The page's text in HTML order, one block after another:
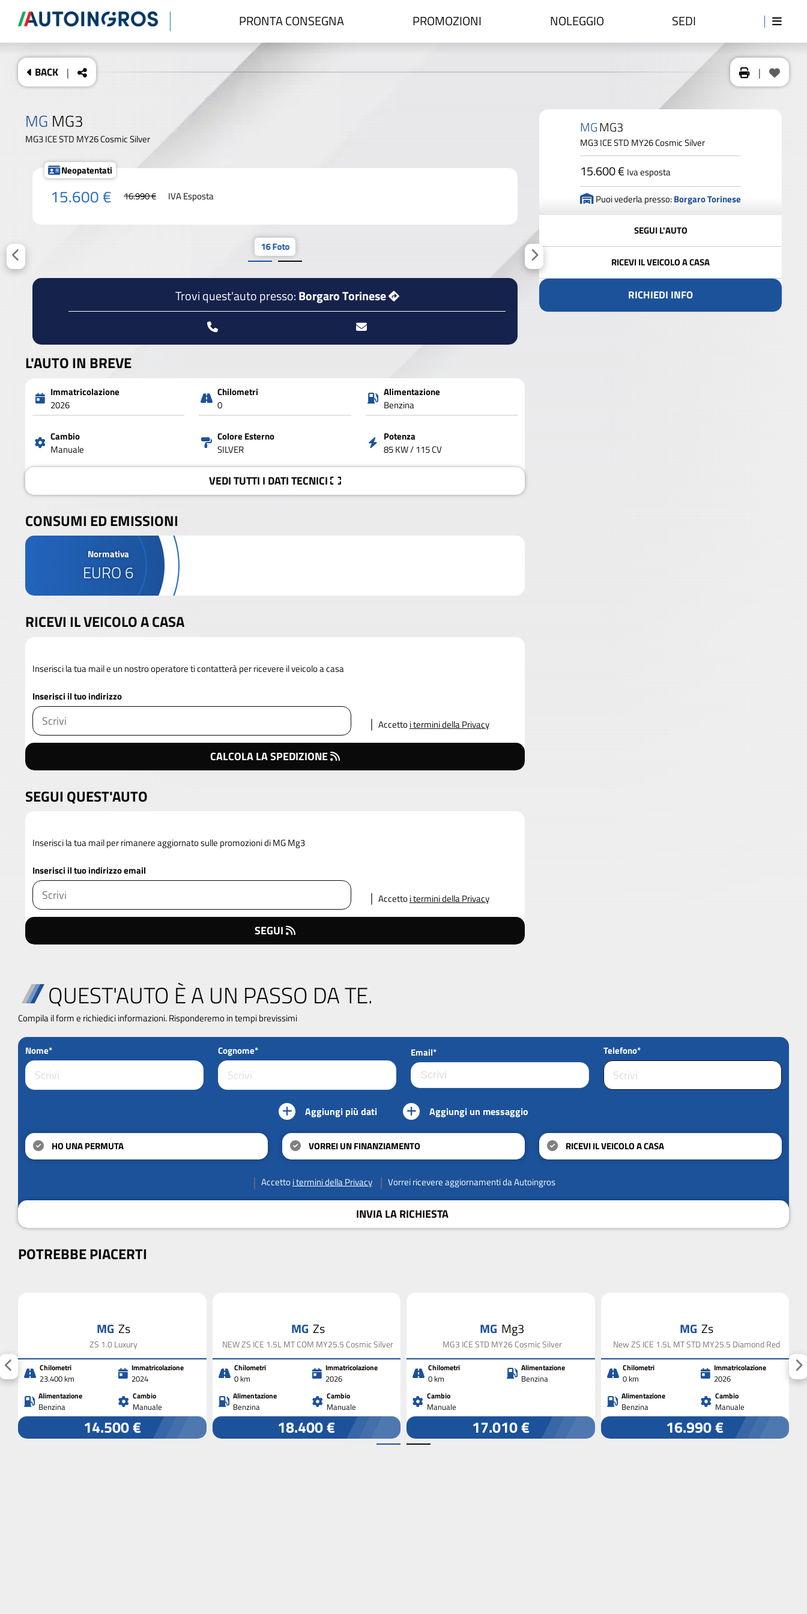
PRONTA CONSEGNA PROMOZIONI NOLEGGIO SEDI
BACK | |
MG MG3
MG3 ICE STD MY26 Cosmic Silver
Neopatentati
15.600 € 16.990 € IVA Esposta
16 Foto
Trovi quest'auto presso:Borgaro Torinese
L'AUTO IN BREVE
Immatricolazione
2026
Chilometri
0
Alimentazione
Benzina
Cambio
Manuale
Colore Esterno
SILVER
Potenza
85 KW / 115 CV
VEDITUTTI I DATITECNICI
CONSUMI ED EMISSIONI
Normativa
EURO 6
RICEVI IL VEICOLO A CASA
Inserisci la tua mail e un nostro operatore ti contatterà per ricevere il veicolo a casa
Inserisci il tuo indirizzo
Accettoi termini della Privacy
CALCOLA LA SPEDIZIONE
SEGUI QUEST'AUTO
Inserisci la tua mail per rimanere aggiornato sulle promozioni di MG Mg3
Inserisci il tuo indirizzo email
Accettoi termini della Privacy
SEGUI
MGMG3
MG3 ICE STD MY26 Cosmic Silver
15.600 € Iva esposta
Puoi vederla presso:Borgaro Torinese
SEGUI L'AUTO
RICEVI IL VEICOLO A CASA
RICHIEDI INFO
QUEST'AUTO È A UN PASSO DA TE.
Compila il form e richiedici informazioni. Risponderemo in tempi brevissimi
Nome* Cognome* Email* Telefono*
Aggiungi più dati Aggiungi un messaggio
HO UNA PERMUTA VORREI UN FINANZIAMENTO RICEVI IL VEICOLO A CASA
Accettoi termini della Privacy Vorrei ricevere aggiornamenti da Autoingros
INVIA LA RICHIESTA
POTREBBE PIACERTI
MG Zs
ZS 1.0 Luxury
Chilometri
23.400 km
Immatricolazione
2024
Alimentazione
Benzina
Cambio
Manuale
14.500 €
MG Zs
NEW ZS ICE 1.5L MT COM MY25.5 Cosmic Silver
Chilometri
0 km
Immatricolazione
2026
Alimentazione
Benzina
Cambio
Manuale
18.400 €
MG Mg3
MG3 ICE STD MY26 Cosmic Silver
Chilometri
0 km
Alimentazione
Benzina
Cambio
Manuale
17.010 €
MG Zs
New ZS ICE 1.5L MT STD MY25.5 Diamond Red
Chilometri
0 km
Immatricolazione
2026
Alimentazione
Benzina
Cambio
Manuale
16.990 €